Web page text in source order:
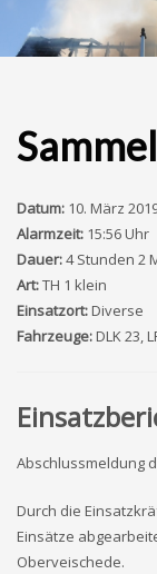
Datum: 10. März
Alarmzeit: 15:56 Uhr
Dauer:4 Stunden 2
Art:TH 1 klein
Einsatzort:Diverse
Fahrzeuge:DLK 23,
Abschlussmeldung
Durch die
Einsätze
Oberveischede.